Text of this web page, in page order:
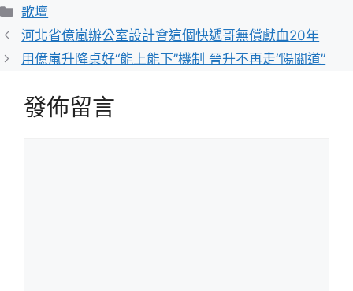
分
類
歌壇
河北省億嵐辦公室設計會這個快遞哥無償獻血20年
用億嵐升降桌好“能上能下”機制 晉升不再走“陽關道”
發佈留言